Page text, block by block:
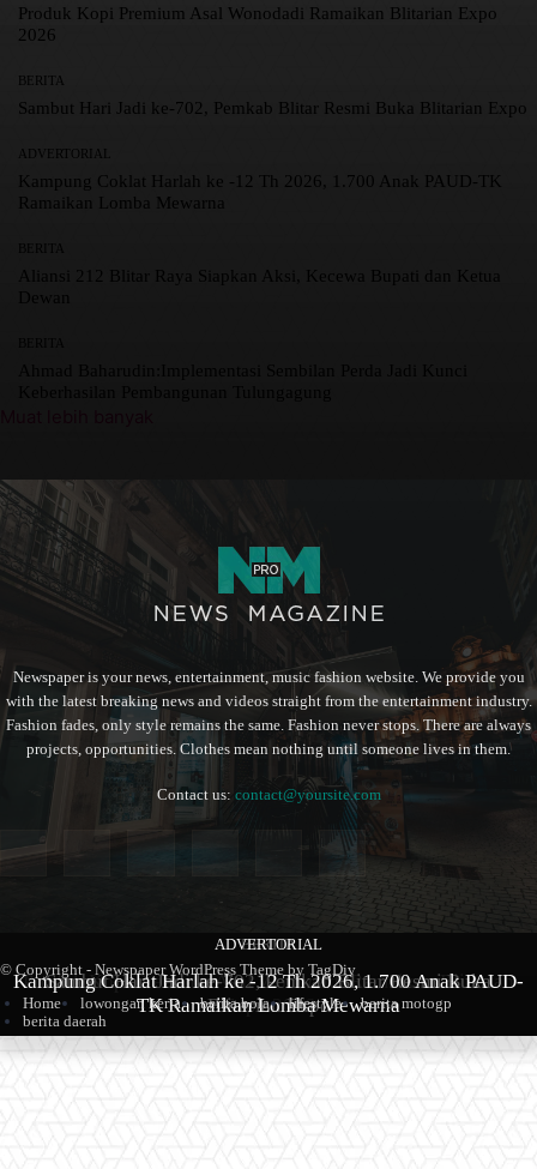
BERITA
Produk Kopi Premium Asal Wonodadi Ramaikan Blitarian
Expo 2026
BERITA
Sambut Hari Jadi ke-702, Pemkab Blitar Resmi Buka
Blitarian Expo
ADVERTORIAL
Kampung Coklat Harlah ke -12 Th 2026, 1.700 Anak PAUD-
TK Ramaikan Lomba Mewarna
Produk Kopi Premium Asal Wonodadi Ramaikan Blitarian Expo
2026
BERITA
Sambut Hari Jadi ke-702, Pemkab Blitar Resmi Buka Blitarian Expo
ADVERTORIAL
Kampung Coklat Harlah ke -12 Th 2026, 1.700 Anak PAUD-TK
Ramaikan Lomba Mewarna
BERITA
Aliansi 212 Blitar Raya Siapkan Aksi, Kecewa Bupati dan Ketua
Newspaper is your news, entertainment, music fashion website. We provide you
with the latest breaking news and videos straight from the entertainment industry.
Fashion fades, only style remains the same. Fashion never stops. There are always
projects, opportunities. Clothes mean nothing until someone lives in them.
Contact us: contact@yoursite.com
© Copyright - Newspaper WordPress Theme by TagDiv
Home
lowongan kerja berita bola lifestyle
berita motogp
berita daerah